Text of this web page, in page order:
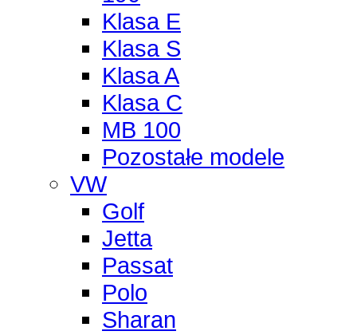
Klasa E
Klasa S
Klasa A
Klasa C
MB 100
Pozostałe modele
VW
Golf
Jetta
Passat
Polo
Sharan